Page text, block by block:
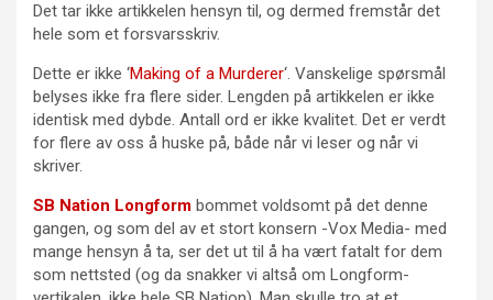
Det tar ikke artikkelen hensyn til, og dermed fremstår det
hele som et forsvarsskriv.
Dette er ikke ‘Making of a Murderer‘. Vanskelige spørsmål
belyses ikke fra flere sider. Lengden på artikkelen er ikke
identisk med dybde. Antall ord er ikke kvalitet. Det er verdt
for flere av oss å huske på, både når vi leser og når vi
skriver.
SB Nation Longform bommet voldsomt på det denne
gangen, og som del av et stort konsern -Vox Media- med
mange hensyn å ta, ser det ut til å ha vært fatalt for dem
som nettsted (og da snakker vi altså om Longform-